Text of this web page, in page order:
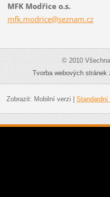
MFK Modřice o.s.
mfk.modrice@seznam.cz
© 2010
Tvorba webových stránek
Zobrazit: Mobilní verzi Standardní